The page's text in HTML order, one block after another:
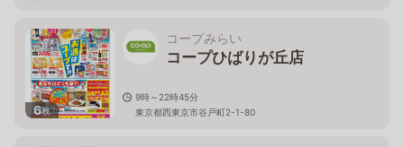
6枚
コープみらい
コープひばりが丘店
9時～22時45分
東京都西東京市谷戸町2-1-80